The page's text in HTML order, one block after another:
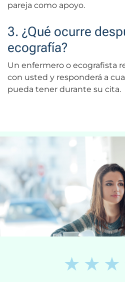
pareja como apoyo.
3. ¿Qué ocurre
ecografía?
Un enfermero o ecografista
con usted y responderá a
pueda tener durante su cita.